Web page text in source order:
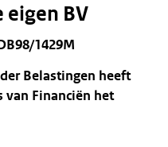
BV
1429M
Belastingen heeft
van Financiën het